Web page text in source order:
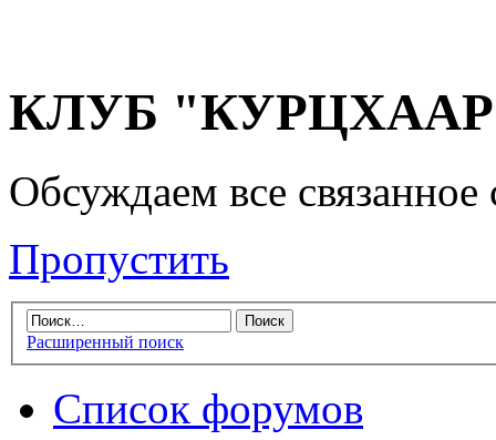
КЛУБ "КУРЦХААР"
Обсуждаем все
Пропустить
Расширенный поиск
Список форумов